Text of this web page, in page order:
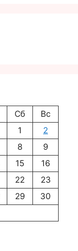
Сб
Вс
1
2
8
9
15
16
22
23
29
30